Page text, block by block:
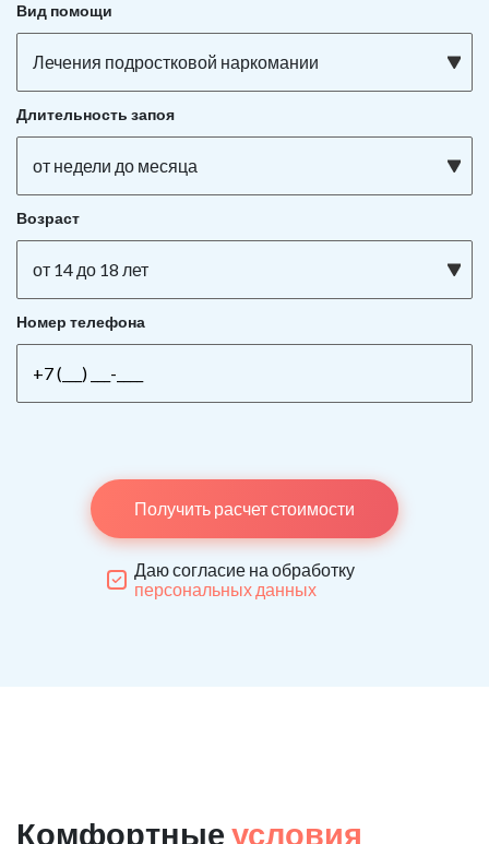
Вид помощи
Лечения подростковой наркомании
Длительность запоя
от недели до месяца
Возраст
от 14 до 18 лет
Номер телефона
Получить расчет стоимости
Даю согласие на обработку
персональных данных
Комфортные условия